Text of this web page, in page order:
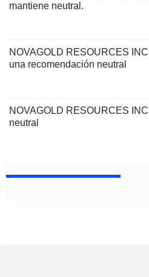
mantiene neutral.
NOVAGOLD RESOURCES
una recomendación neutral
NOVAGOLD RESOURCES
neutral